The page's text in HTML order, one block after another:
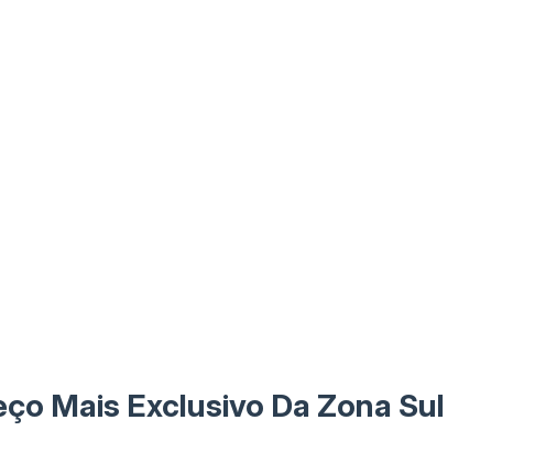
Mais Exclusivo Da Zona Sul